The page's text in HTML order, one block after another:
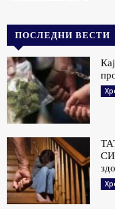
ПОСЛЕДНИ ВЕСТИ